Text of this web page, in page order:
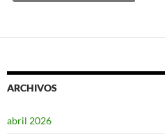
ARCHIVOS
abril 2026